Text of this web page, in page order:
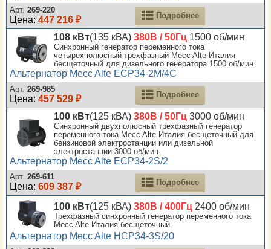
Арт. 269-220
Цена: 447 216 ₽ Подробнее
108 кВт(135 кВА) 380В / 50Гц 1500 об/мин
Синхронный генератор переменного тока
четырехполюсный трехфазный Mecc Alte Италия
бесщеточный для дизельного генератора 1500 об/мин.
Альтернатор Mecc Alte ECP34-2M/4C
Арт. 269-985
Цена: 457 529 ₽ Подробнее
100 кВт(125 кВА) 380В / 50Гц 3000 об/мин
Синхронный двухполюсный трехфазный генератор
переменного тока Mecc Alte Италия бесщеточный для
бензиновой электростанции или дизельной
электростанции 3000 об/мин.
Альтернатор Mecc Alte ECP34-2S/2
Арт. 269-611
Цена: 609 387 ₽ Подробнее
100 кВт(125 кВА) 380В / 400Гц 2400 об/мин
Трехфазный синхронный генератор переменного тока
Mecc Alte Италия бесщеточный.
Альтернатор Mecc Alte HCP34-3S/20